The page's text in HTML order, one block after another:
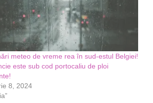
meteo de vreme rea în sud-estul Belgiei!
este sub cod portocaliu de ploi
8, 2024